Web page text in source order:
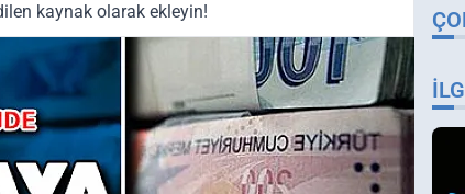
kaynak olarak ekleyin!